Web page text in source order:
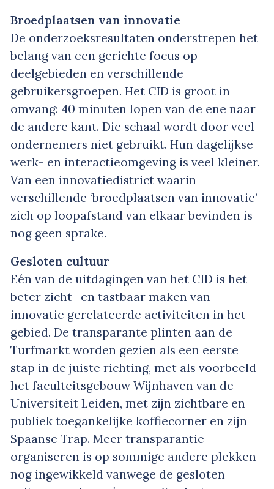
Broedplaatsen van innovatie
De onderzoeksresultaten onderstrepen het
belang van een gerichte focus op
deelgebieden en verschillende
gebruikersgroepen. Het CID is groot in
omvang: 40 minuten lopen van de ene naar
de andere kant. Die schaal wordt door veel
ondernemers niet gebruikt. Hun dagelijkse
werk- en interactieomgeving is veel kleiner.
Van een innovatiedistrict waarin
verschillende ‘broedplaatsen van innovatie’
zich op loopafstand van elkaar bevinden is
nog geen sprake.
Gesloten cultuur
Eén van de uitdagingen van het CID is het
beter zicht- en tastbaar maken van
innovatie gerelateerde activiteiten in het
gebied. De transparante plinten aan de
Turfmarkt worden gezien als een eerste
stap in de juiste richting, met als voorbeeld
het faculteitsgebouw Wijnhaven van de
Universiteit Leiden, met zijn zichtbare en
publiek toegankelijke koffiecorner en zijn
Spaanse Trap. Meer transparantie
organiseren is op sommige andere plekken
nog ingewikkeld vanwege de gesloten